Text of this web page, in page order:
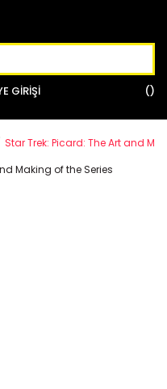
GİRİŞİ
Star Trek: Picard: The Art and